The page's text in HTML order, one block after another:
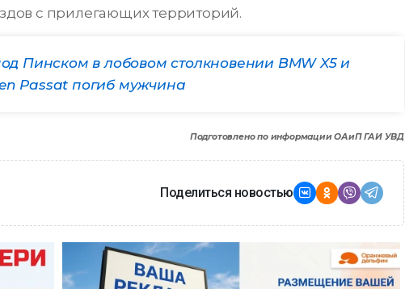
с прилегающих территорий.
Пинском в лобовом столкновении BMW X5 и
Passat погиб мужчина
Подготовлено по информации ОАиП ГАИ УВД
Поделиться новостью